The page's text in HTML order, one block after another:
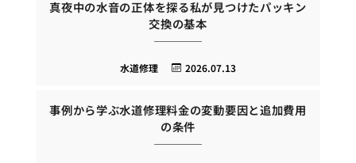
真夜中の水音の正体を探る私が見つけたパッキン
交換の基本
2026.07.13
水道修理
事例から学ぶ水道修理料金の変動要因と追加費用
の条件